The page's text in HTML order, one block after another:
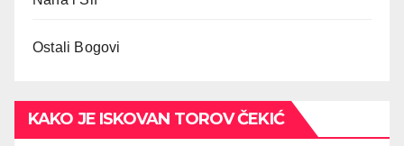
Ostali Bogovi
KAKO JE ISKOVAN TOROV ČEKIĆ